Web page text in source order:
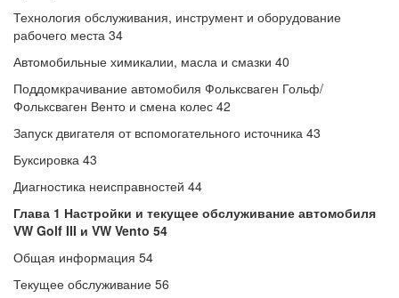
Технология обслуживания, инструмент и оборудование
рабочего места 34
Автомобильные химикалии, масла и смазки 40
Поддомкрачивание автомобиля Фольксваген Гольф/
Фольксваген Венто и смена колес 42
Запуск двигателя от вспомогательного источника 43
Буксировка 43
Диагностика неисправностей 44
Глава 1 Настройки и текущее обслуживание автомобиля
VW Golf III и VW Vento 54
Общая информация 54
Текущее обслуживание 56